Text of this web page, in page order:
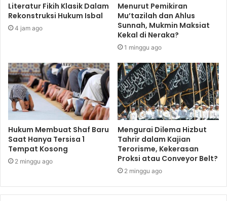
Literatur Fikih Klasik Dalam
Rekonstruksi Hukum Isbal
4 jam ago
Menurut Pemikiran
Mu’tazilah dan Ahlus
Sunnah, Mukmin Maksiat
Kekal di Neraka?
1 minggu ago
Hukum Membuat Shaf Baru
Saat Hanya Tersisa 1
Tempat Kosong
2 minggu ago
Mengurai Dilema Hizbut
Tahrir dalam Kajian
Terorisme, Kekerasan
Proksi atau Conveyor Belt?
2 minggu ago